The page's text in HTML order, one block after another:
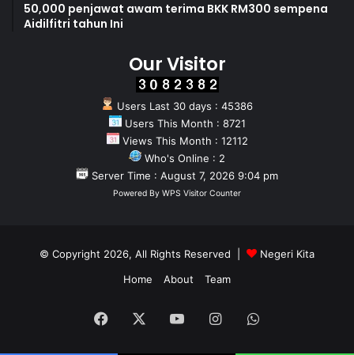
50,000 penjawat awam terima BKK RM300 sempena
Aidilfitri tahun Ini
Our Visitor
Users Last 30 days : 45386
Users This Month : 8721
Views This Month : 12112
Who's Online : 2
Server Time : August 7, 2026 9:04 pm
Powered By WPS Visitor Counter
© Copyright 2026, All Rights Reserved |
Negeri Kita
Home
About Team
Facebook YouTubeInstagramWhatsApp